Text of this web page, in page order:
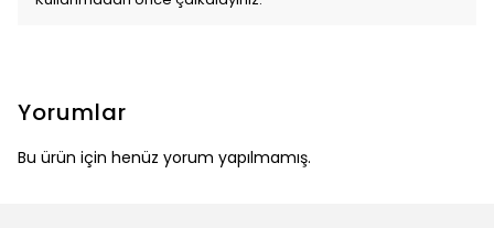
Yorumlar
Bu ürün için henüz yorum yapılmamış.